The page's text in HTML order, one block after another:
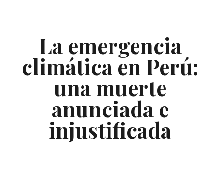
La emergencia
climática en Perú:
una muerte
anunciada e
injustificada